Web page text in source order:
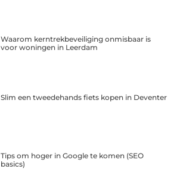
Waarom kerntrekbeveiliging onmisbaar is
voor woningen in Leerdam
Slim een tweedehands fiets kopen in Deventer
Tips om hoger in Google te komen (SEO
basics)